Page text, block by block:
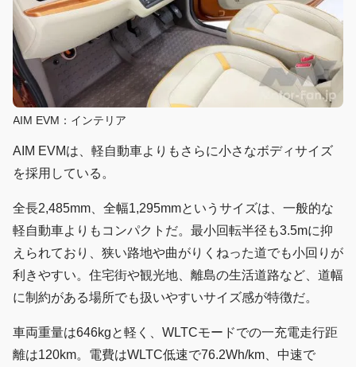
AIM EVM：インテリア
AIM EVMは、軽自動車よりもさらに小さなボディサイズ
を採用している。
全長2,485mm、全幅1,295mmというサイズは、一般的な
軽自動車よりもコンパクトだ。最小回転半径も3.5mに抑
えられており、狭い路地や曲がりくねった道でも小回りが
利きやすい。住宅街や観光地、離島の生活道路など、道幅
に制約がある場所でも扱いやすいサイズ感が特徴だ。
車両重量は646kgと軽く、WLTCモードでの一充電走行距
離は120km。電費はWLTC低速で76.2Wh/km、中速で